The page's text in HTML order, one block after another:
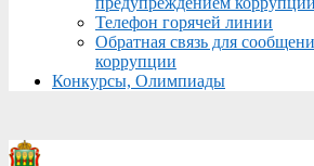
Телефон горячей линии
Обратная связь для
коррупции
Конкурсы, Олимпиады